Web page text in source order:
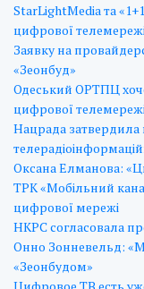
StarLightMedia та
цифрової
Заявку на
«Зеонбуд»
Одеський ОРТПЦ
цифрової
Нацрада затвердила
Оксана Елманова:
ТРК «Мобільний
цифрової мережі
НКРС согласовала
Онно Зонневельд:
«Зеонбудом»